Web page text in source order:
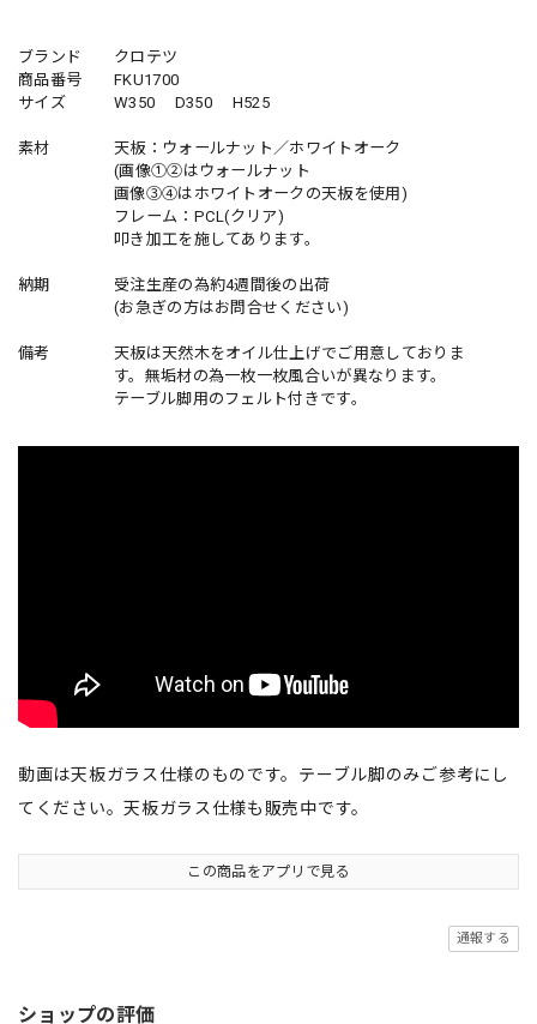
ブランド クロテツ
商品番号 FKU1700
サイズ W350 D350 H525
素材 天板：ウォールナット／ホワイトオーク
(画像①②はウォールナット
画像③④はホワイトオークの天板を使用)
フレーム：PCL(クリア)
叩き加工を施してあります。
納期 受注生産の為約4週間後の出荷
(お急ぎの方はお問合せください)
備考 天板は天然木をオイル仕上げでご用意しておりま
す。無垢材の為一枚一枚風合いが異なります。
テーブル脚用のフェルト付きです。
動画は天板ガラス仕様のものです。テーブル脚のみご参考にし
てください。天板ガラス仕様も販売中です。
この商品をアプリで見る
通報する
ショップの評価